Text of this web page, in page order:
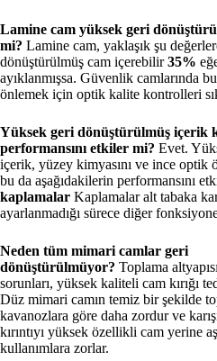
Lamine cam yüksek geri
mi? Lamine cam, yaklaşık şu
dönüştürülmüş cam içerebilir35%
ayıklanmışsa. Güvenlik camlarında
önlemek için optik kalite kontrolleri
Yüksek geri dönüştürülmüş içerik
performansını etkiler mi? Evet.
içerik, yüzey kimyasını ve ince optik
bu da aşağıdakilerin performansını
kaplamalar Kaplamalar alt tabaka
ayarlanmadığı sürece diğer
Neden tüm mimari camlar geri
dönüştürülmüyor? Toplama
sorunları, yüksek kaliteli cam kırığı
Düz mimari camın temiz bir şekilde
kavanozlara göre daha zordur ve
kırıntıyı yüksek özellikli cam yerine
kullanımlara zorlar.